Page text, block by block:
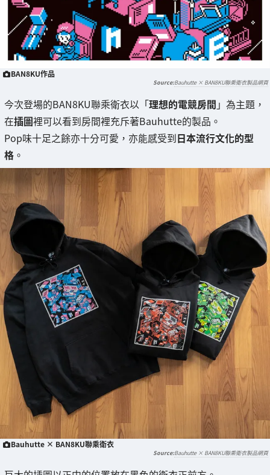
BAN8KU作品
Bauhutte × BAN8KU聯乘衛衣製品網頁
今次登場的BAN8KU聯乘衛衣以「理想的電競房間 」為主題，
在插圖裡可以看到房間裡充斥著Bauhutte的製品。
Pop味十足之餘亦十分可愛，亦能感受到日本流行文化的型
格 。
Bauhutte × BAN8KU聯乘衛衣
Bauhutte × BAN8KU聯乘衛衣製品網頁